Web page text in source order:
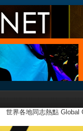
世界各地同志熱點